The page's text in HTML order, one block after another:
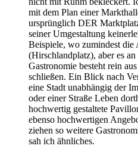
mit dem Plan einer
ursprünglich DER
seiner Umgestaltung
Beispiele, wo zumindest die
(Hirschlandplatz), aber es
Gastronomie besteht rein
schließen. Ein Blick nach
eine Stadt unabhängig der
oder einer Straße Leben
hochwertig gestaltete
ebenso hochwertigen
ziehen so weitere
sah ich ähnliches.